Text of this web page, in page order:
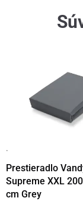
·
Prestieradlo
Supreme XXL
cm Grey